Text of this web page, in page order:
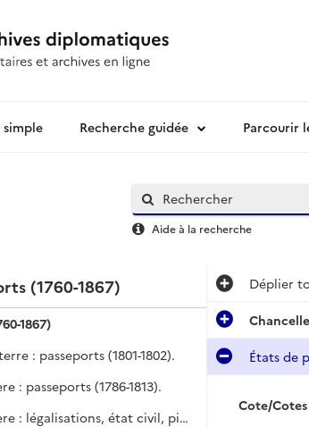
simple Recherche guidée Parcourir
Aide à la recherche
(1760-1867)
1867)
: passeports (1801-1802).
: passeports (1786-1813).
Légation française de Bavière : légalisations, état civil, pièces diverses (1802-1813). Légation française du Danemark : passeports, certificats de vie (1775-1811). Légation française de Genève : passeports (1792-1814).
Déplier
États de
Cote/